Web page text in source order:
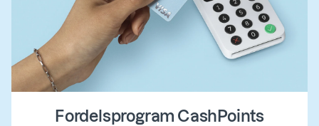
Fordelsprogram CashPoints